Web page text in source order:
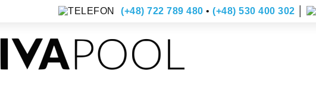
(+48) 722 789 480 •(+48) 530 400 302